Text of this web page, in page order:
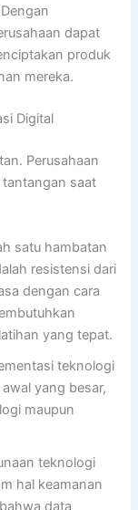
dapat
produk
mereka.
Digital
Perusahaan
saat
satu hambatan
resistensi dari
dengan cara
yang tepat.
teknologi
yang besar,
maupun
teknologi
hal keamanan